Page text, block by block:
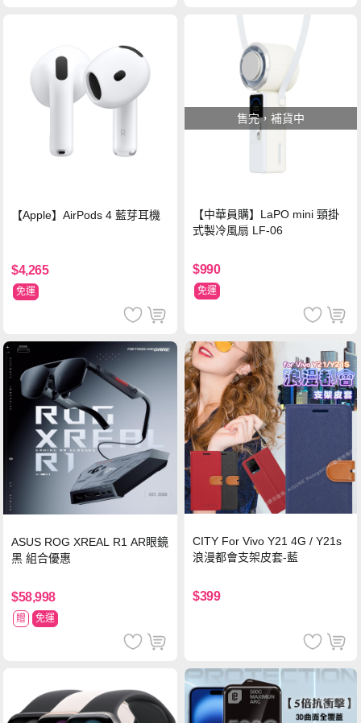
【Apple】AirPods 4 藍芽耳機
$4,265
免運
售完，補貨中
【中華員購】LaPO mini 頸掛
式製冷風扇 LF-06
$990
免運
ASUS ROG XREAL R1 AR眼鏡
黑 組合優惠
$58,998
贈 免運
CITY For Vivo Y21 4G / Y21s
浪漫都會支架皮套-藍
$399